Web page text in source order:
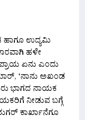
ಹಾಗೂ ಉದ್ಯಮಿ
ಹಳೇ
ಏನು ಎಂದು
‘ನಾನು ಅಖಂಡ
ಭಾಗದ ನಾಯಕ
ನೀಡುವ ಬಗ್ಗೆ
ಕಾರ್ಖಾನೆಗೂ